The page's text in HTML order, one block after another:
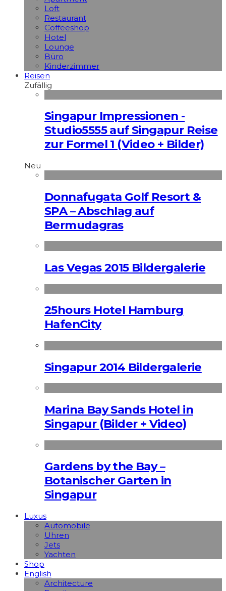
Loft
Restaurant
Coffeeshop
Hotel
Lounge
Büro
Kinderzimmer
Reisen
Zufällig
Singapur Impressionen -
Studio5555 auf Singapur Reise
zur Formel 1 (Video + Bilder)
Neu
Donnafugata Golf Resort &
SPA – Abschlag auf
Bermudagras
Las Vegas 2015 Bildergalerie
25hours Hotel Hamburg
HafenCity
Singapur 2014 Bildergalerie
Marina Bay Sands Hotel in
Singapur (Bilder + Video)
Gardens by the Bay –
Botanischer Garten in
Singapur
Luxus
Automobile
Uhren
Jets
Yachten
Shop
English
Architecture